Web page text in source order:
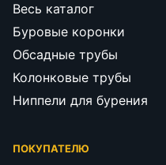
Весь каталог
Буровые коронки
Обсадные трубы
Колонковые трубы
Ниппели для бурения
ПОКУПАТЕЛЮ